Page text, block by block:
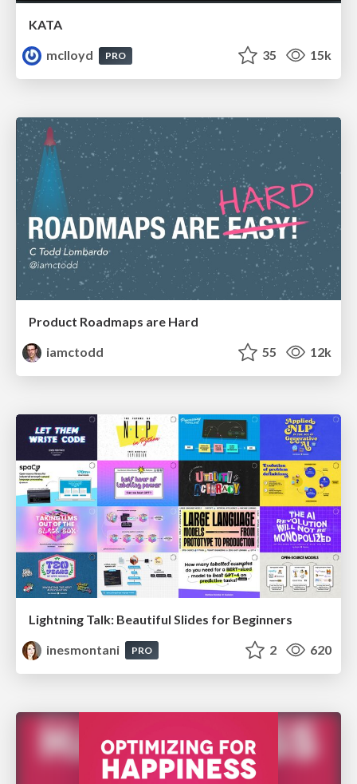
KATA
mclloyd
PRO 35 15k
Product Roadmaps are Hard
iamctodd
55 12k
Lightning Talk: Beautiful Slides for Beginners
inesmontani
PRO 2 620